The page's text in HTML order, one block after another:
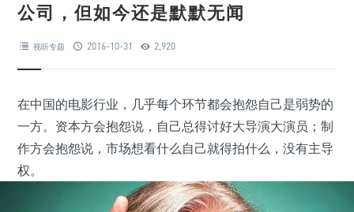
公司，但如今还是默默无闻
视听专题 2016-10-31 2,920
在中国的电影行业，几乎每个环节都会抱怨自己是弱势的
一方。资本方会抱怨说，自己总得讨好大导演大演员；制
作方会抱怨说，市场想看什么自己就得拍什么，没有主导
权。